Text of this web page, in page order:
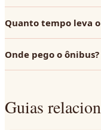
Quanto tempo leva
Onde pego o ônibus?
Guias